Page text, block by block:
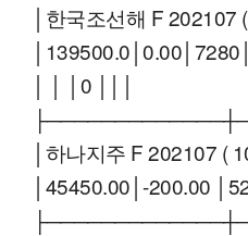
│한국조선해 F 202107
│139500.0│0.00│7280│
│ │ │0 │││
│하나지주 F 202107 (
│45450.00│-200.00